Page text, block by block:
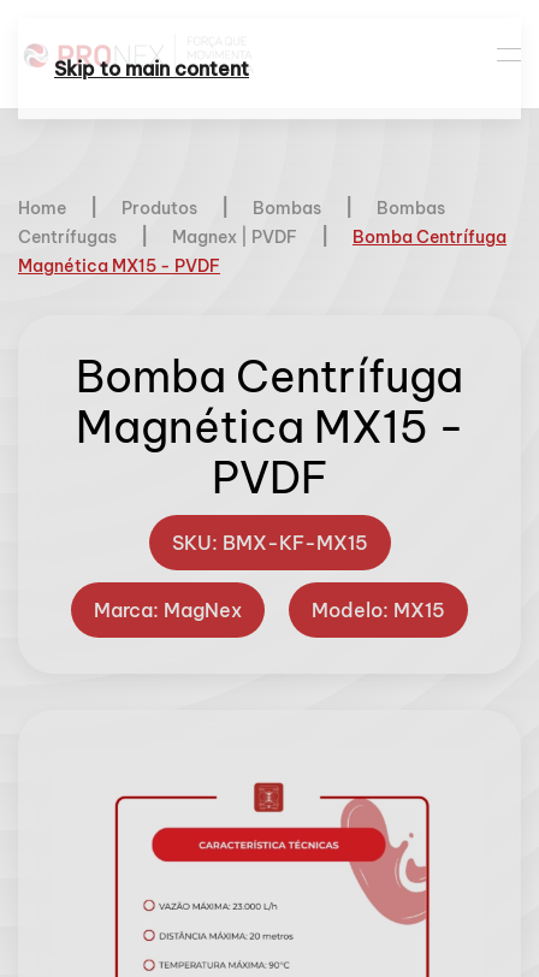
Skip to main content
Home Produtos Bombas
Bombas
Centrífugas
Magnex | PVDF
Bomba Centrífuga
Magnética MX15 - PVDF
Bomba Centrífuga
Magnética MX15 -
PVDF
SKU: BMX-KF-MX15
Marca: MagNex Modelo: MX15